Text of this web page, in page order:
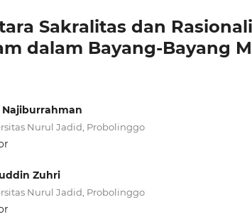
Sakralitas dan
dalam Bayang-Bayang
Najiburrahman
Nurul Jadid, Probolinggo
Zuhri
Nurul Jadid, Probolinggo